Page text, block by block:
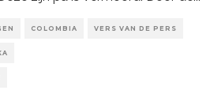
COLOMBIA VERS VAN DE PERS